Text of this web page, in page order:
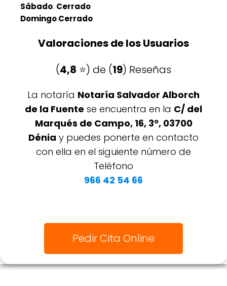
Sábado: Cerrado
Domingo:Cerrado
Valoraciones de los Usuarios
(4,8 ⭐️) de (19) Reseñas
La notaría Notaría Salvador Alborch
de la Fuente se encuentra en la C/ del
Marqués de Campo, 16, 3º, 03700
Dénia y puedes ponerte en contacto
con ella en el siguiente número de
Teléfono
966 42 54 66
Pedir Cita Online